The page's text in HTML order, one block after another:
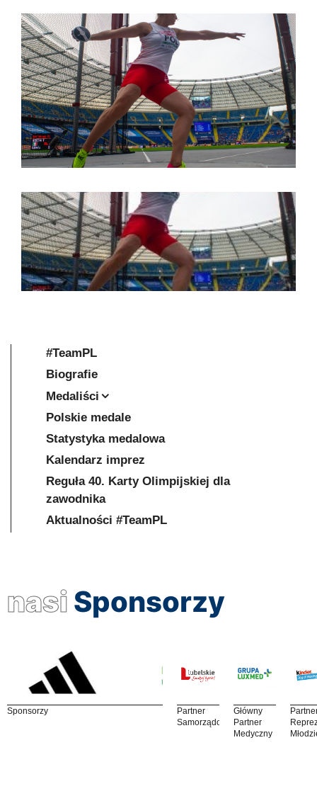
#TeamPL
Biografie
Medaliści
Polskie medale
Statystyka medalowa
Kalendarz imprez
Reguła 40. Karty Olimpijskiej dla
zawodnika
Aktualności #TeamPL
nasi Sponsorzy
Sponsorzy
Partner
Samorządowy
Główny
Partner
Medyczny